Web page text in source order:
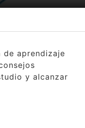
de aprendizaje
y alcanzar